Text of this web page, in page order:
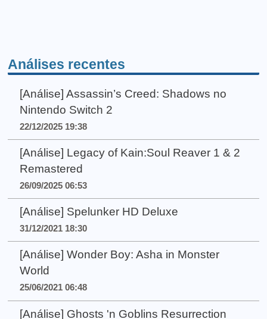
Análises recentes
[Análise] Assassin’s Creed: Shadows no
Nintendo Switch 2
22/12/2025 19:38
[Análise] Legacy of Kain:Soul Reaver 1 & 2
Remastered
26/09/2025 06:53
[Análise] Spelunker HD Deluxe
31/12/2021 18:30
[Análise] Wonder Boy: Asha in Monster
World
25/06/2021 06:48
[Análise] Ghosts 'n Goblins Resurrection